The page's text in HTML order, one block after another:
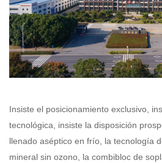
Insiste el posicionamiento exclusivo,
tecnológica, insiste la disposición
llenado aséptico en frío, la tecnología
mineral sin ozono, la combibloc de